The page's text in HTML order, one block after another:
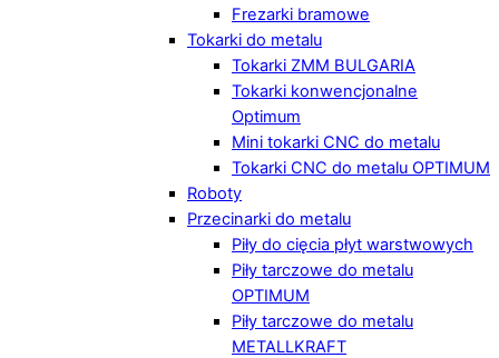
Frezarki bramowe
Tokarki do metalu
Tokarki ZMM BULGARIA
Tokarki konwencjonalne
Optimum
Mini tokarki CNC do metalu
Tokarki CNC do metalu OPTIMUM
Roboty
Przecinarki do metalu
Piły do cięcia płyt warstwowych
Piły tarczowe do metalu
OPTIMUM
Piły tarczowe do metalu
METALLKRAFT